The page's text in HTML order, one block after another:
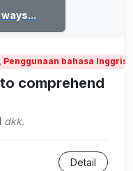
bahasa Inggris
comprehend
dkk.
Detail